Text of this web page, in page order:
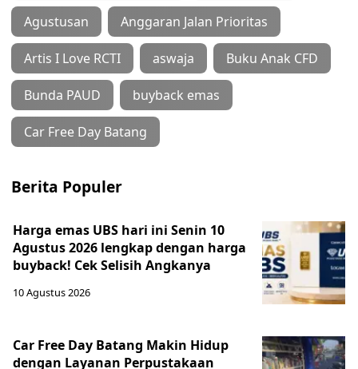
Agustusan Anggaran Jalan Prioritas
Artis I Love RCTI aswaja Buku Anak CFD
Bunda PAUD buyback emas
Car Free Day Batang
Berita Populer
Harga emas UBS hari ini Senin 10
Agustus 2026 lengkap dengan harga
buyback! Cek Selisih Angkanya
10 Agustus 2026
Car Free Day Batang Makin Hidup
dengan Layanan Perpustakaan